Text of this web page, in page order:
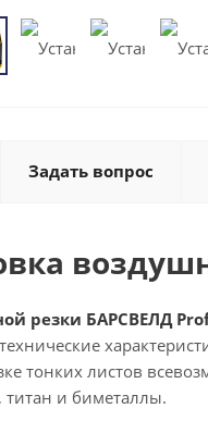
Задать вопрос
резки БАРСВЕЛД
тонких листов
и биметаллы.